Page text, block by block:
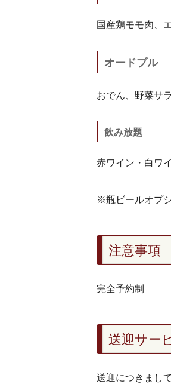
国産鶏モモ肉、
オードブル
おでん、野菜サ
飲み放題
赤ワイン・白ワ
※瓶ビールオプ
注意事項
完全予約制
送迎サー
送迎につきまし